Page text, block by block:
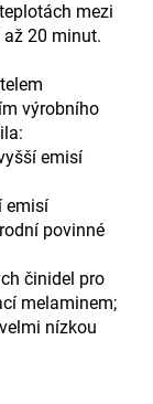
mezi
až 20 minut.
výrobního
emisí
emisí
povinné
činidel pro
melaminem;
nízkou